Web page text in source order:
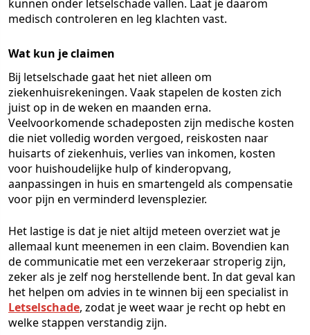
kunnen onder letselschade vallen. Laat je daarom
medisch controleren en leg klachten vast.
Wat kun je claimen
Bij letselschade gaat het niet alleen om
ziekenhuisrekeningen. Vaak stapelen de kosten zich
juist op in de weken en maanden erna.
Veelvoorkomende schadeposten zijn medische kosten
die niet volledig worden vergoed, reiskosten naar
huisarts of ziekenhuis, verlies van inkomen, kosten
voor huishoudelijke hulp of kinderopvang,
aanpassingen in huis en smartengeld als compensatie
voor pijn en verminderd levensplezier.
Het lastige is dat je niet altijd meteen overziet wat je
allemaal kunt meenemen in een claim. Bovendien kan
de communicatie met een verzekeraar stroperig zijn,
zeker als je zelf nog herstellende bent. In dat geval kan
het helpen om advies in te winnen bij een specialist in
Letselschade, zodat je weet waar je recht op hebt en
welke stappen verstandig zijn.